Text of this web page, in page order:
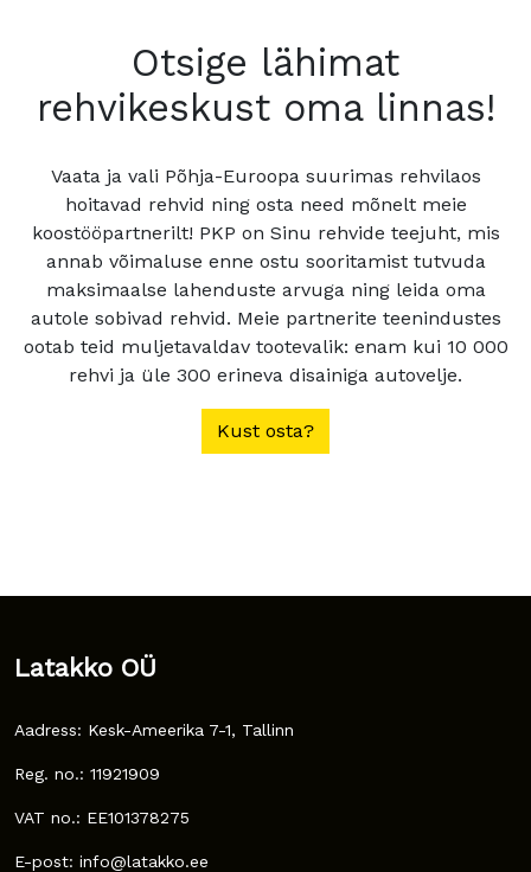
Otsige lähimat
rehvikeskust oma linnas!
Vaata ja vali Põhja-Euroopa suurimas rehvilaos
hoitavad rehvid ning osta need mõnelt meie
koostööpartnerilt! PKP on Sinu rehvide teejuht, mis
annab võimaluse enne ostu sooritamist tutvuda
maksimaalse lahenduste arvuga ning leida oma
autole sobivad rehvid. Meie partnerite teenindustes
ootab teid muljetavaldav tootevalik: enam kui 10 000
rehvi ja üle 300 erineva disainiga autovelje.
Kust osta?
Latakko OÜ
Aadress: Kesk-Ameerika 7-1, Tallinn
Reg. no.: 11921909
VAT no.: EE101378275
E-post: info@latakko.ee